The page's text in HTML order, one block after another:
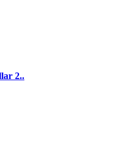
2..